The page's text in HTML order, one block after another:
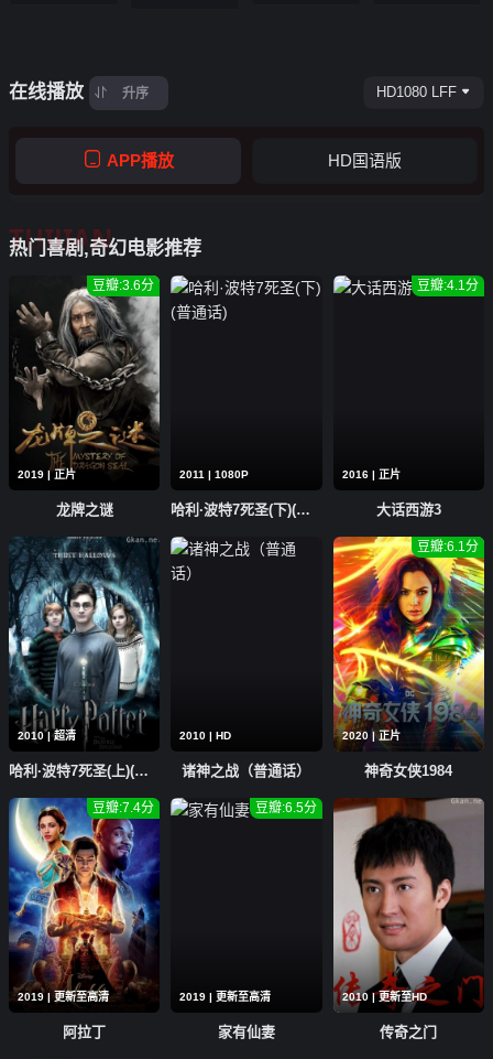
在线播放 升序 HD1080 LFF
APP播放 HD国语版
热门喜剧,奇幻电影推荐
TUIJIAN
2019 | 正片
豆瓣:3.6分
龙牌之谜
2011 | 1080P
哈利·波特7死圣(下)(普通话)
2016 | 正片
豆瓣:4.1分
大话西游3
2010 | 超清
哈利·波特7死圣(上)(普通话)
2010 | HD
诸神之战（普通话）
2020 | 正片
豆瓣:6.1分
神奇女侠1984
2019 | 更新至高清
豆瓣:7.4分
阿拉丁
2019 | 更新至高清
豆瓣:6.5分
家有仙妻
2010 | 更新至HD
传奇之门